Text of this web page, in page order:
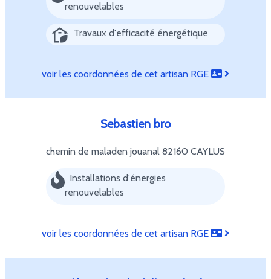
renouvelables
Travaux d'efficacité énergétique
voir les coordonnées de cet artisan RGE
Sebastien bro
chemin de maladen jouanal 82160 CAYLUS
Installations d'énergies
renouvelables
voir les coordonnées de cet artisan RGE